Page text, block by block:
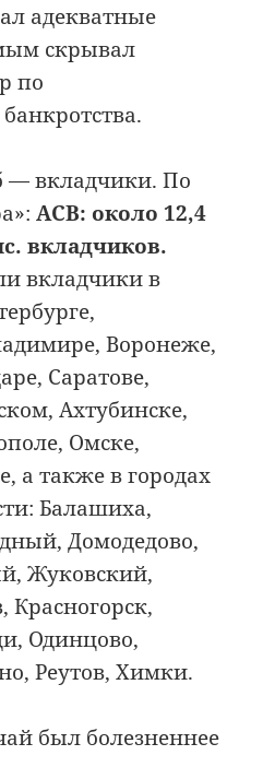
адекватные
скрывал
по
— вкладчики. По
АСВ: около 12,4
вкладчиков.
вкладчики в
Воронеже,
Саратове,
Ахтубинске,
Омске,
а также в городах
Балашиха,
Домодедово,
Жуковский,
Красногорск,
Одинцово,
Реутов, Химки.
был болезненнее